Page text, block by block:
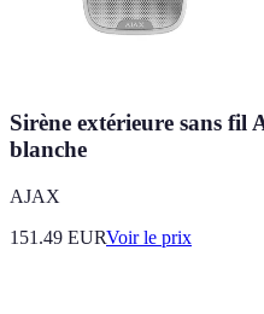
Sirène extérieure sans fil
blanche
AJAX
151.49 EURVoir le prix